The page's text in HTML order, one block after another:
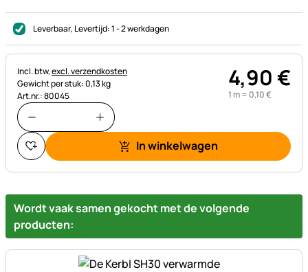
Leverbaar, Levertijd:1 - 2 werkdagen
Belastinginformatie:
Incl. btw,excl. verzendkosten
Gewicht per stuk: 0,13 kg
Art.nr.: 80045
4,90€
1 m = 0,10€
In winkelwagen
Wordt vaak samen gekocht met de volgende
producten: